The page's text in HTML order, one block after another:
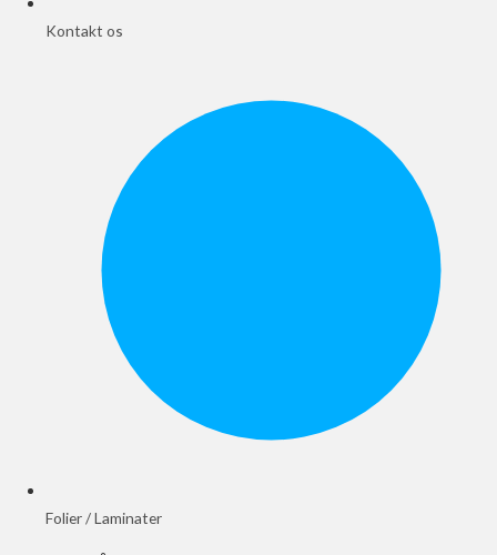
Kontakt os
Folier / Laminater